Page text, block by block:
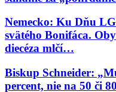
Nemecko: Ku Dňu
svätého Bonifáca.
diecéza mlčí…
Biskup Schneider:
percent, nie na 50 či